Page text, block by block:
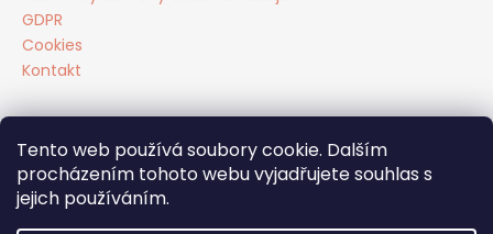
Tento web používá soubory cookie. Dalším
procházením tohoto webu vyjadřujete souhlas s
jejich používáním.
GDPR
Cookies
Kontakt
Facebook